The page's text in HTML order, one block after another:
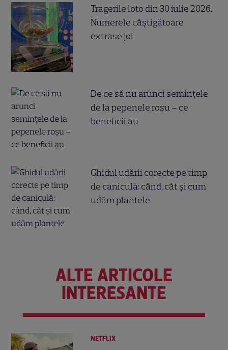
Tragerile loto din 30 iulie 2026.
Numerele câştigătoare
extrase joi
De ce să nu arunci semințele
de la pepenele roșu – ce
beneficii au
Ghidul udării corecte pe timp
de caniculă: când, cât şi cum
udăm plantele
ALTE ARTICOLE
INTERESANTE
NETFLIX